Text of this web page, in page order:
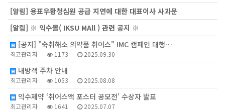
[알림] 용표우황청심원 공급 지연에 대한 대표이사 사과문
[알림] ※ 익수몰( IKSU MAll ) 관련 공지 ※
[공지] "숙취해소 의약품 취어스" IMC 캠페인 대행…
최고관리자 1173 2025.09.30
내방객 주차 안내
최고관리자 1053 2025.08.08
익수제약 ‘취어스액 포스터 공모전’ 수상자 발표
최고관리자 1641 2025.07.07